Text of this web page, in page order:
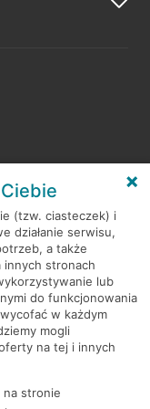
o wizycie.
(tzw. ciasteczek) i
działanie serwisu,
a także
innych stronach
lub
do funkcjonowania
w każdym
mogli
na tej i innych
stronie